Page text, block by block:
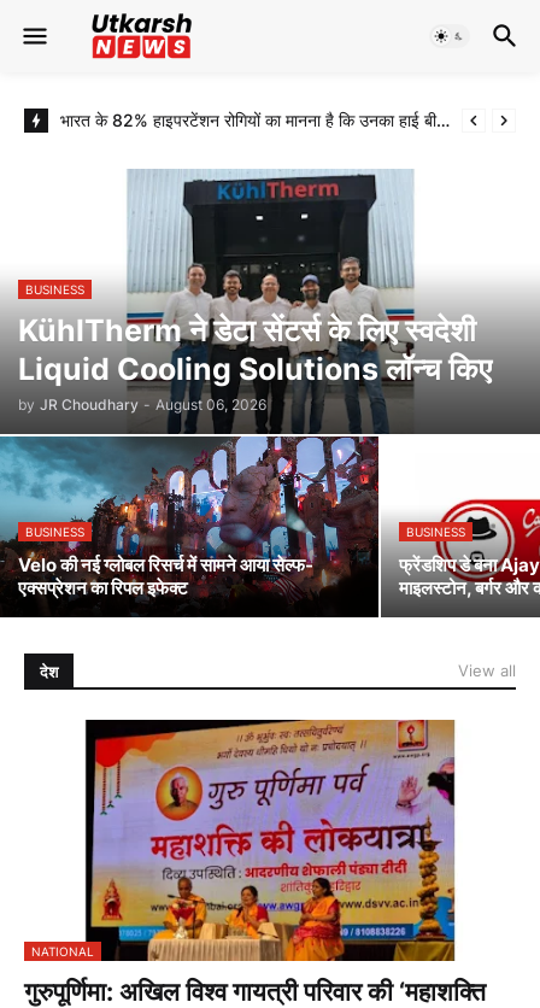
भारत के 82% हाइपरटेंशन रोगियों का मानना है कि उनका हाई बीपी तनाव की वजह से है, डाइट के कारण नहीं: नया अध्ययन
BUSINESS
KühlTherm ने डेटा सेंटर्स के लिए स्वदेशी
Liquid Cooling Solutions लॉन्च किए
by JR Choudhary - August 06, 2026
BUSINESS
Velo की नई ग्लोबल रिसर्च में सामने आया सेल्फ-
एक्सप्रेशन का रिपल इफेक्ट
BUSINESS
फ्रेंडशिप डे बना
माइलस्टोन, बर्गर और
देश View all
NATIONAL
गुरुपूर्णिमा: अखिल विश्व गायत्री परिवार की ‘महाशक्ति